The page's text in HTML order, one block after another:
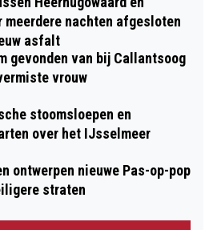
ZEBRAPAD IN
meerdere nachten afgesloten
asfalt
gevonden van bij Callantsoog
vrouw
stoomsloepen en
over het IJsselmeer
ontwerpen nieuwe Pas-op-pop
straten